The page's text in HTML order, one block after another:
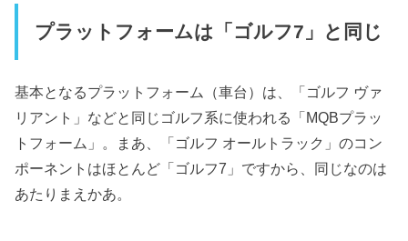
プラットフォームは「ゴルフ7」と同じ
基本となるプラットフォーム（車台）は、「ゴルフ ヴァ
リアント」などと同じゴルフ系に使われる「MQBプラッ
トフォーム」。まあ、「ゴルフ オールトラック」のコン
ポーネントはほとんど「ゴルフ7」ですから、同じなのは
あたりまえかあ。